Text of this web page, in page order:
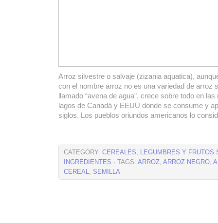
Arroz silvestre o salvaje (zizania aquatica),
con el nombre arroz no es una variedad de arroz
llamado “avena de agua”, crece sobre todo en
lagos de Canadá y EEUU donde se consume y
siglos. Los pueblos oriundos americanos lo
CATEGORY: CEREALES, LEGUMBRES Y FRUTOS
INGREDIENTES · TAGS: ARROZ, ARROZ NEGRO,
CEREAL, SEMILLA